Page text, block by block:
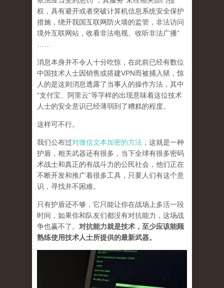
权，具有避开或者突破计算机信息系统安全保护
措施，绕开我国互联网防火墙的监管，非法访问
境外互联网站，收看非法电视、收听非法广播”
消息本身并不令人十分吃惊，在此前已经有数位
中国技术人士因销售或搭建VPN而被捕入狱，惊
人的是这则消息透露了当事人的操作方法，其中
“支付宝、阿里云”等字样的出现意味着这位技术
人士的安全意识已经薄弱到了糟糕的程度。
这样可不行。
我们公布过对微信文本加密的方法 ，这就是一种
护盾，相关武器还有很多，当下全球有很多密码
术战士和真正的有战斗力的公民社会，他们正在
不断开发和推广着很多工具，只要人们有这个意
识，寻找并不困难。
只有护盾还不够，它只能让你在战场上多活一段
时间，如果你和队友们都没有对抗能力，这场战
争也赢不了。 对抗能力就是技术，至少应该能顾
熟练使用技术人士所提供的最新武器。